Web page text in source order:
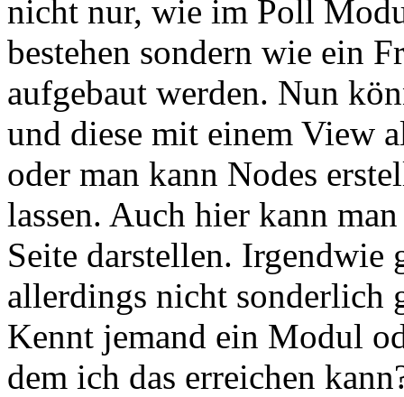
nicht nur, wie im Poll
bestehen sondern wie ein
aufgebaut werden. Nun
und diese mit einem View
oder man kann Nodes
lassen. Auch hier kann
Seite darstellen.
allerdings nicht sonderlich
Kennt jemand ein Modul
dem ich das erreichen